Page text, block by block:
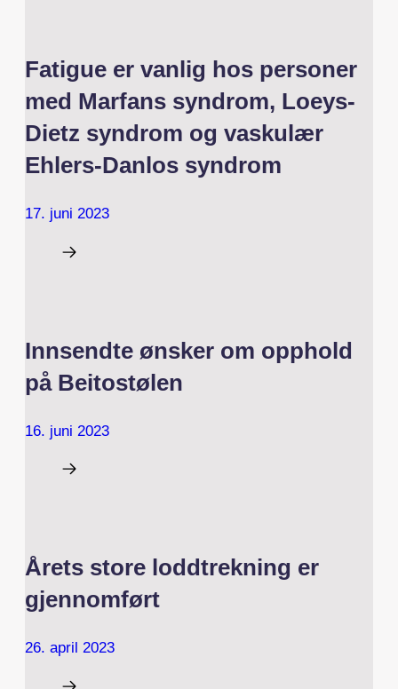
Fatigue er vanlig hos personer
med Marfans syndrom, Loeys-
Dietz syndrom og vaskulær
Ehlers-Danlos syndrom
17. juni 2023
Innsendte ønsker om opphold
på Beitostølen
16. juni 2023
Årets store loddtrekning er
gjennomført
26. april 2023